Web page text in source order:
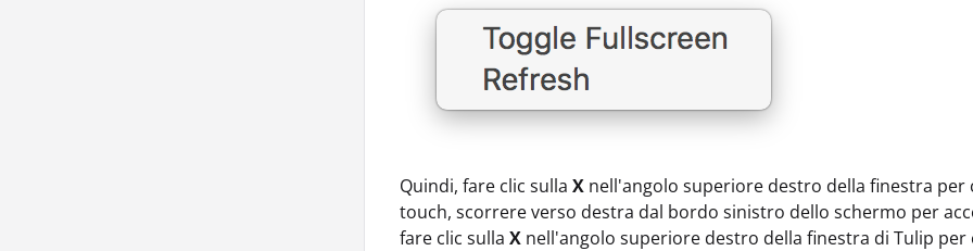
Quindi, fare clic sulla X nell'angolo superiore destro della finestra
touch, scorrere verso destra dal bordo sinistro dello schermo per
fare clic sulla X nell'angolo superiore destro della finestra di Tulip